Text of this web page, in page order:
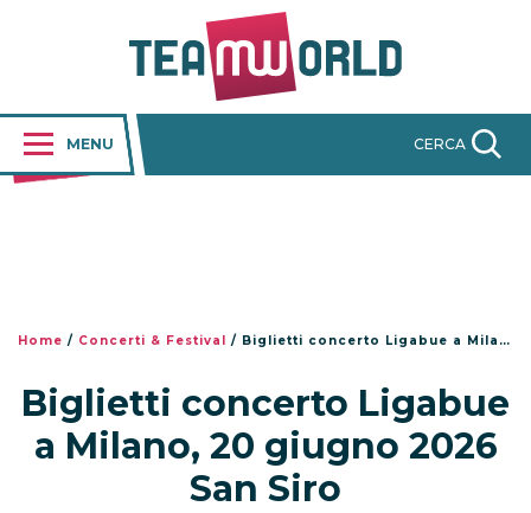
MENU CERCA
Home / Concerti & Festival / Biglietti concerto Ligabue a Milano, 20 giugno 2026 San Siro
Biglietti concerto Ligabue
a Milano, 20 giugno 2026
San Siro